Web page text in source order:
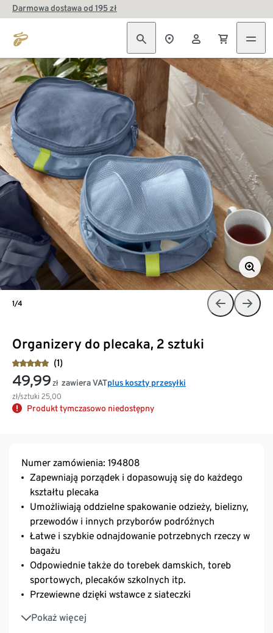
Darmowa dostawa od 195 zł
Organizery do plecaka, 2 sztuki
(1)
49,99 zł
zł/sztuki 25,00
zawiera VATplus koszty przesyłki
Produkt tymczasowo niedostępny
1/4
Numer zamówienia: 194808
Zapewniają porządek i dopasowują się do każdego
kształtu plecaka
Umożliwiają oddzielne spakowanie odzieży, bielizny,
przewodów i innych przyborów podróżnych
Łatwe i szybkie odnajdowanie potrzebnych rzeczy w
bagażu
Odpowiednie także do torebek damskich, toreb
sportowych, plecaków szkolnych itp.
Przewiewne dzięki wstawce z siateczki
Pokaż więcej
Złożone można przechowywać jeden w drugim –
oszczędność miejsca